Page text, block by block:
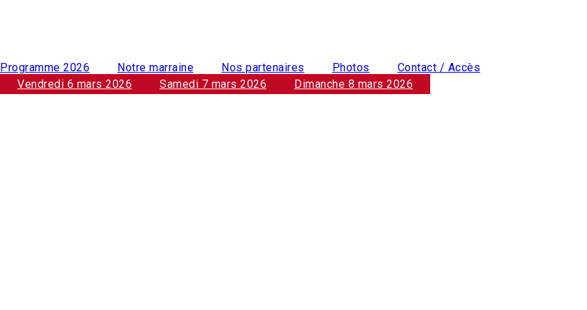
Programme 2026
Vendredi 6 mars 2026
Samedi 7 mars 2026 Dimanche 8 mars 2026
Notre marraine Nos partenaires Photos Contact / Accès